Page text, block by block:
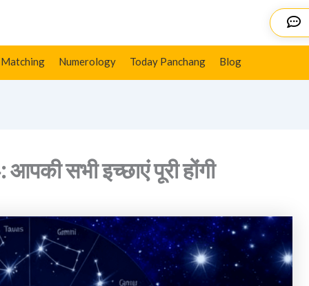
Numerology Today Panchang Blog
सभी इच्छाएं पूरी होंगी